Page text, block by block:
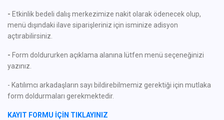
- Etkinlik bedeli dalış merkezimize nakit olarak ödenecek olup,
menü dışındaki ilave siparişleriniz için isminize adisyon
açtırabilirsiniz.
- Form doldururken açıklama alanına lütfen menü seçeneğinizi
yazınız.
- Katılımcı arkadaşların sayı bildirebilmemiz gerektiği için mutlaka
form doldurmaları gerekmektedir.
KAYIT FORMU İÇİN TIKLAYINIZ